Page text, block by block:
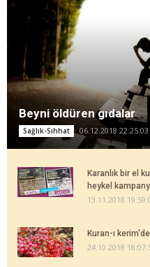
Beyni öldüren gıdalar
Sağlık-Sıhhat 06.12.2018 22:25:03
Karanlık bir el
heykel
13.11.2018
Kuran-ı
24.10.2018